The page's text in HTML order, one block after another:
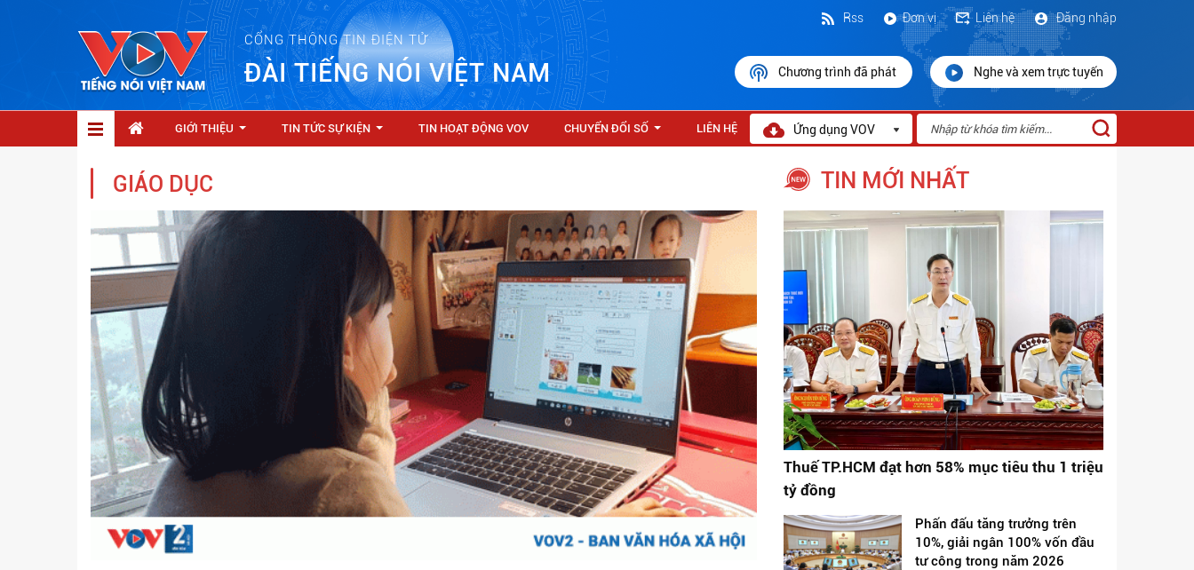
CỔNG THÔNG TIN ĐIỆN TỬ
ĐÀI TIẾNG NÓI VIỆT NAM
Đăng nhập
Liên hệ
Đơn vị
Rss
Chương trình đã phát Nghe và xem trực tuyến
GIỚI THIỆU TIN TỨC SỰ KIỆN TIN HOẠT ĐỘNG VOV CHUYỂN ĐỔI SỐ LIÊN HỆ Ứng dụng VOV
GIÁO DỤC TIN MỚI NHẤT
Thuế TP.HCM đạt hơn 58% mục tiêu thu 1 triệu
tỷ đồng
Phấn đấu tăng trưởng trên
10%, giải ngân 100% vốn đầu
tư công trong năm 2026